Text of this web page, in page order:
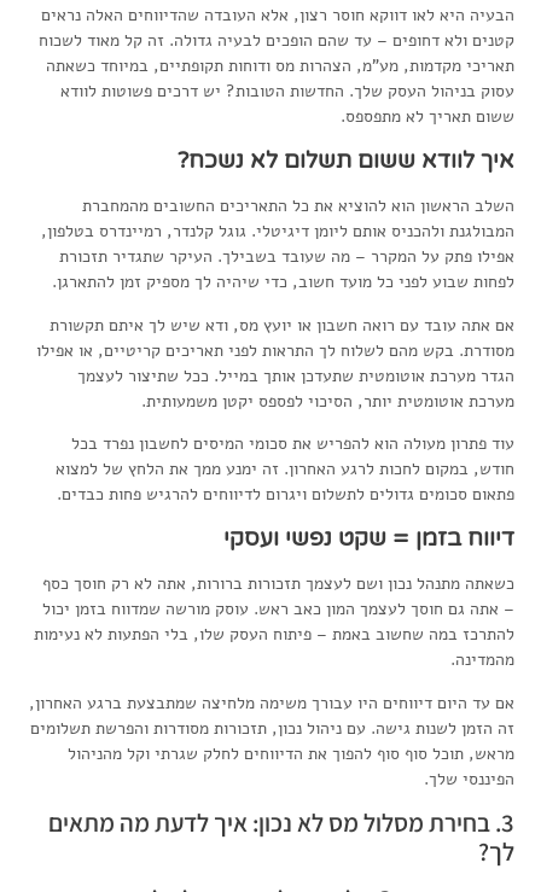
הבעיה היא לאו דווקא חוסר רצון, אלא העובדה שהדיווחים האלה נראים
קטנים ולא דחופים – עד שהם הופכים לבעיה גדולה. זה קל מאוד לשכוח
תאריכי מקדמות, מע”מ, הצהרות מס ודוחות תקופתיים, במיוחד כשאתה
עסוק בניהול העסק שלך. החדשות הטובות? יש דרכים פשוטות לוודא
ששום תאריך לא מתפספס.
איך לוודא ששום תשלום לא נשכח?
השלב הראשון הוא להוציא את כל התאריכים החשובים מהמחברת
המבולגנת ולהכניס אותם ליומן דיגיטלי. גוגל קלנדר, רמיינדרס בטלפון,
אפילו פתק על המקרר – מה שעובד בשבילך. העיקר שתגדיר תזכורת
לפחות שבוע לפני כל מועד חשוב, כדי שיהיה לך מספיק זמן להתארגן.
אם אתה עובד עם רואה חשבון או יועץ מס, ודא שיש לך איתם תקשורת
מסודרת. בקש מהם לשלוח לך התראות לפני תאריכים קריטיים, או אפילו
הגדר מערכת אוטומטית שתעדכן אותך במייל. ככל שתיצור לעצמך
מערכת אוטומטית יותר, הסיכוי לפספס יקטן משמעותית.
עוד פתרון מעולה הוא להפריש את סכומי המיסים לחשבון נפרד בכל
חודש, במקום לחכות לרגע האחרון. זה ימנע ממך את הלחץ של למצוא
פתאום סכומים גדולים לתשלום ויגרום לדיווחים להרגיש פחות כבדים.
דיווח בזמן = שקט נפשי ועסקי
כשאתה מתנהל נכון ושם לעצמך תזכורות ברורות, אתה לא רק חוסך כסף
– אתה גם חוסך לעצמך המון כאב ראש. עוסק מורשה שמדווח בזמן יכול
להתרכז במה שחשוב באמת – פיתוח העסק שלו, בלי הפתעות לא נעימות
מהמדינה.
אם עד היום דיווחים היו עבורך משימה מלחיצה שמתבצעת ברגע האחרון,
זה הזמן לשנות גישה. עם ניהול נכון, תזכורות מסודרות והפרשת תשלומים
מראש, תוכל סוף סוף להפוך את הדיווחים לחלק שגרתי וקל מהניהול
הפיננסי שלך.
3. בחירת מסלול מס לא נכון: איך לדעת מה מתאים
לך?